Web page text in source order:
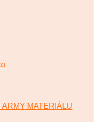
MATERIÁLU